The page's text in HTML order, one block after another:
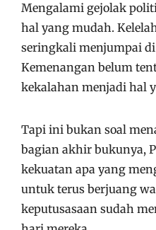
Mengalami gejolak
hal yang mudah.
seringkali menjumpai
Kemenangan belum
kekalahan menjadi hal
Tapi ini bukan soal
bagian akhir bukunya,
kekuatan apa yang
untuk terus berjuang
keputusasaan sudah